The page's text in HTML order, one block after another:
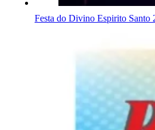
Festa do Divino Espirito Santo